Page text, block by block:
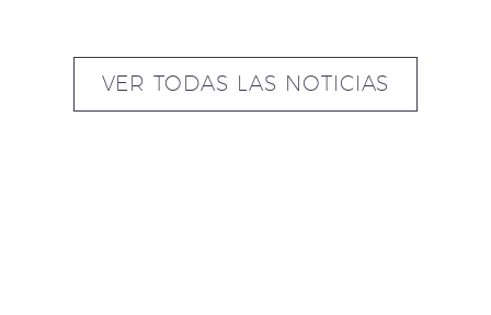
VER TODAS LAS NOTICIAS